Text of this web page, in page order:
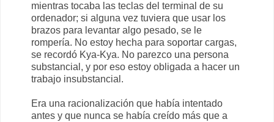
mientras tocaba las teclas del terminal de su
ordenador; si alguna vez tuviera que usar los
brazos para levantar algo pesado, se le
rompería. No estoy hecha para soportar cargas,
se recordó Kya-Kya. No parezco una persona
substancial, y por eso estoy obligada a hacer un
trabajo insubstancial.
Era una racionalización que había intentado
antes y que nunca se había creído más que a